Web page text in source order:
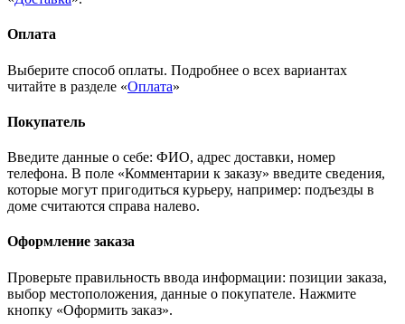
Оплата
Выберите способ оплаты. Подробнее о всех вариантах
читайте в разделе «Оплата»
Покупатель
Введите данные о себе: ФИО, адрес доставки, номер
телефона. В поле «Комментарии к заказу» введите сведения,
которые могут пригодиться курьеру, например: подъезды в
доме считаются справа налево.
Оформление заказа
Проверьте правильность ввода информации: позиции заказа,
выбор местоположения, данные о покупателе. Нажмите
кнопку «Оформить заказ».